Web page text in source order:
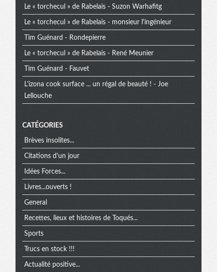
Le « torchecul » de Rabelais - Suzon Warhafitg
Le « torchecul » de Rabelais - monsieur l'ingénieur
Tim Guénard - Rondepierre
Le « torchecul » de Rabelais - René Meunier
Tim Guénard - Fauvet
L'izona cook surface ... un régal de beauté ! - Joe
Lellouche
CATÉGORIES
Brèves insolites...
Citations d'un jour
Idées Forces...
Livres...ouverts !
General
Recettes, lieux et histoires de Toqués...
Sports
Trucs en stock !!!
Actualité positive...